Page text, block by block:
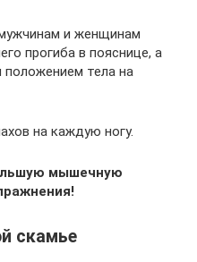
и женщинам
прогиба в пояснице, а
тела на
на каждую ногу.
мышечную
скамье